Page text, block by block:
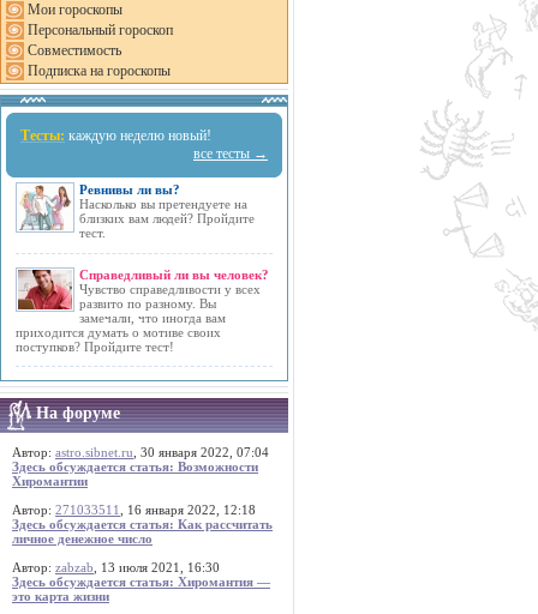
Мои гороскопы
Персональный гороскоп
Совместимость
Подписка на гороскопы
Тесты: каждую неделю новый!
все тесты →
Ревнивы ли вы?
Насколько вы претендуете на
близких вам людей? Пройдите
тест.
Справедливый ли вы человек?
Чувство справедливости у всех
развито по разному. Вы
замечали, что иногда вам
приходится думать о мотиве своих
поступков? Пройдите тест!
На форуме
Автор: astro.sibnet.ru , 30 января 2022, 07:04
Здесь обсуждается статья: Возможности
Хиромантии
Автор: 271033511
, 16 января 2022, 12:18
Здесь обсуждается статья: Как рассчитать
личное денежное число
Автор: zabzab , 13 июля 2021, 16:30
Здесь обсуждается статья: Хиромантия —
это карта жизни